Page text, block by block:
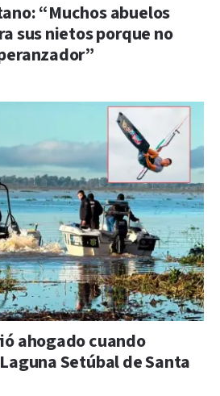
“Muchos abuelos
sus nietos porque no
ahogado cuando
Setúbal de Santa